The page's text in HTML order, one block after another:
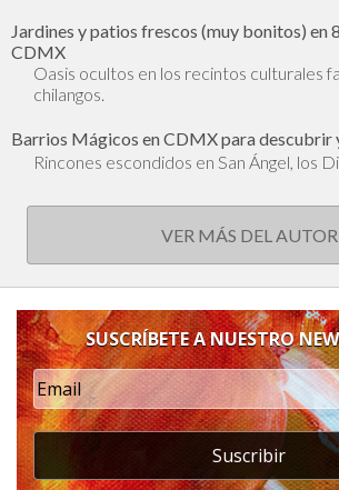
Jardines y patios frescos (muy bonitos) en
CDMX
Oasis ocultos en los recintos culturales
chilangos.
Barrios Mágicos en CDMX para descubrir
Rincones escondidos en San Ángel, los
VER MÁS DEL AUTOR
SUSCRÍBETE A NUESTRO
Suscribir